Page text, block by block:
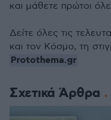
Σχετικά Άρθρα
και μάθετε πρώτοι
Δείτε όλες τις
και τον Κόσμο, τη
Protothema.gr